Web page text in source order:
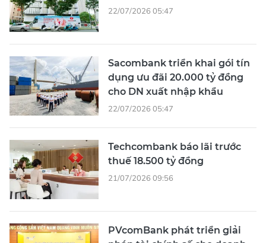
22/07/2026 05:47
Sacombank triển khai gói tín
dụng ưu đãi 20.000 tỷ đồng
cho DN xuất nhập khẩu
22/07/2026 05:47
Techcombank báo lãi trước
thuế 18.500 tỷ đồng
21/07/2026 09:56
PVcomBank phát triển giải